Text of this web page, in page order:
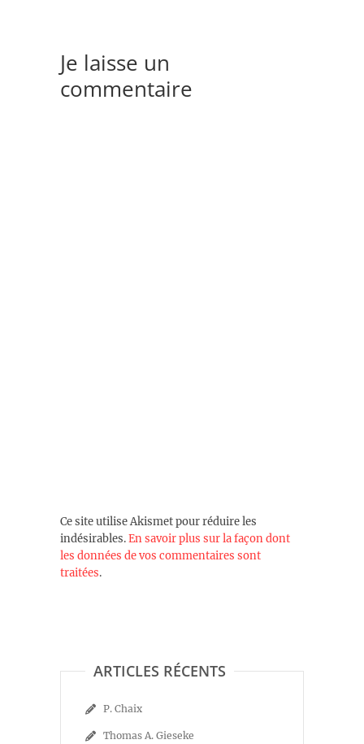
Je laisse un
commentaire
Ce site utilise Akismet pour réduire les
indésirables.En savoir plus sur la façon dont
les données de vos commentaires sont
traitées.
ARTICLES RÉCENTS
P. Chaix
Thomas A. Gieseke